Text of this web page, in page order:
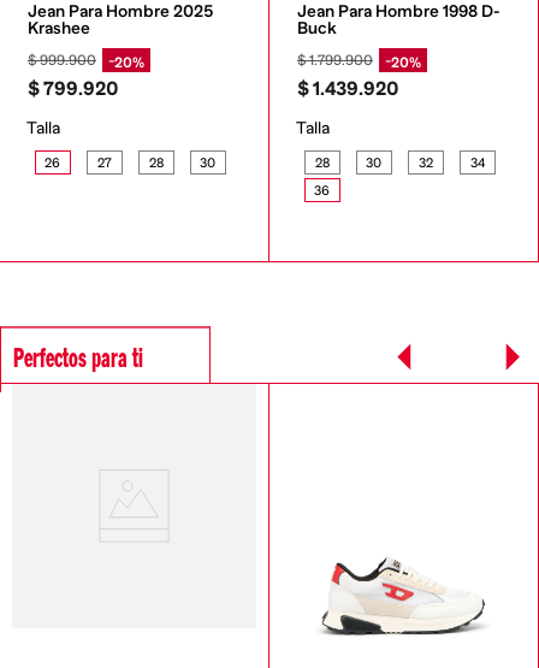
Jean Para Hombre 2025
Krashee
$999.900 20%
$799.920
Talla
26 27 28 30
Jean Para Hombre 1998 D-
Buck
$1.799.900 20%
$1.439.920
Talla
28 30 32
34
36
Perfectos para ti